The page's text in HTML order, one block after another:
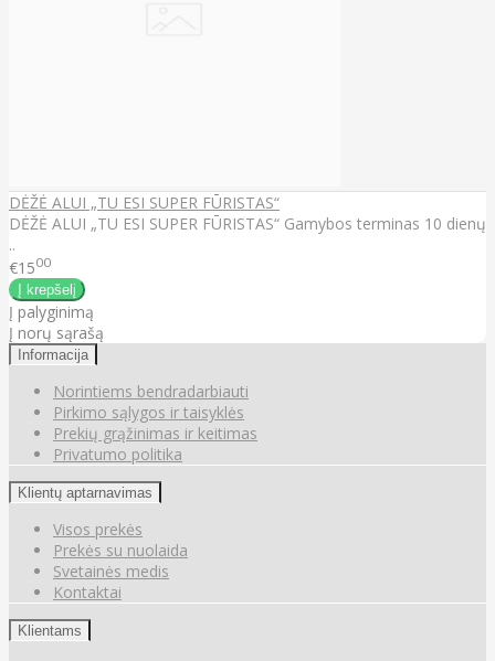
DĖŽĖ ALUI „TU ESI SUPER FŪRISTAS“
DĖŽĖ ALUI „TU ESI SUPER FŪRISTAS“ Gamybos terminas 10 dienų
..
€1500
Į palyginimą
Į norų sąrašą
Informacija
Norintiems bendradarbiauti
Pirkimo sąlygos ir taisyklės
Prekių grąžinimas ir keitimas
Privatumo politika
Klientų aptarnavimas
Visos prekės
Prekės su nuolaida
Svetainės medis
Kontaktai
Klientams